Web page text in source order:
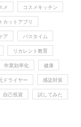
メ コスメキッチン
カットアプリ
ア バスタイム
リカレント教育
作業効率化 健康
ドライヤー 感染対策
自己投資 試してみた